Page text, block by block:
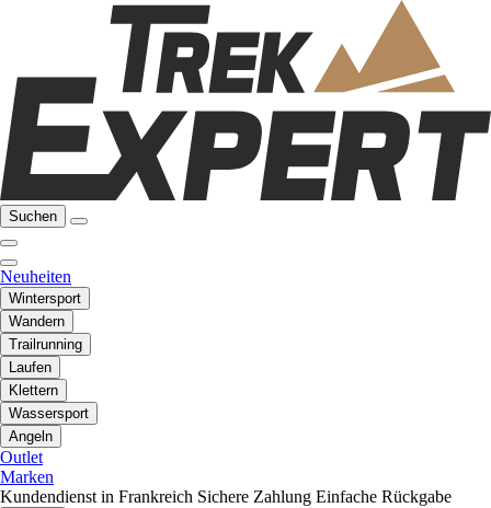
Suchen
Neuheiten
Wintersport
Wandern
Trailrunning
Laufen
Klettern
Wassersport
Angeln
Outlet
Marken
Kundendienst in Frankreich Sichere Zahlung Einfache Rückgabe